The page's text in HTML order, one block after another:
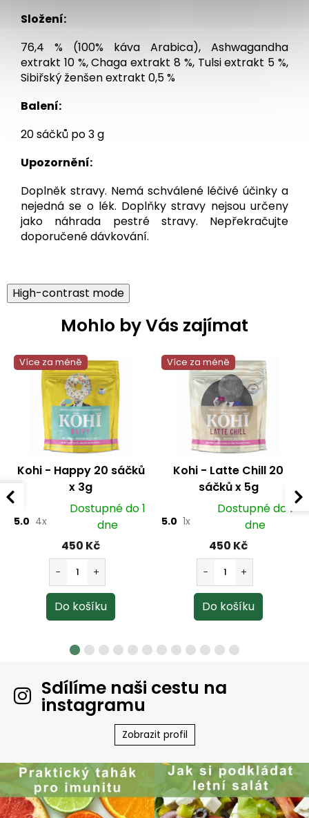
Složení:
76,4 % (100% káva Arabica), Ashwagandha
extrakt 10 %, Chaga extrakt 8 %, Tulsi extrakt 5 %,
Sibiřský ženšen extrakt 0,5 %
Balení:
20 sáčků po 3 g
Upozornění:
Doplněk stravy. Nemá schválené léčivé účinky a
nejedná se o lék. Doplňky stravy nejsou určeny
jako náhrada pestré stravy. Nepřekračujte
doporučené dávkování.
High-contrast mode
Mohlo by Vás zajímat
Více za méně
Kohi - Happy 20 sáčků
x 3g
5.0 4x
Dostupné do 1
dne
450 Kč
Více za méně
Kohi - Latte Chill 20
sáčků x 5g
5.0 1x
Dostupné do 1
dne
450 Kč
Sdílíme naši cestu na
instagramu
Zobrazit profil